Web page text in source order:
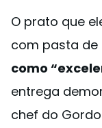
O prato que
com pasta de
como
entrega
chef do